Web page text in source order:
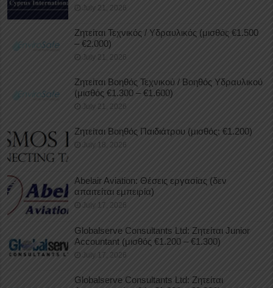
July 21, 2026
Ζητείται Τεχνικός / Υδραυλικός (μισθός €1.500
– €2.000)
July 21, 2026
Ζητείται Βοηθός Τεχνικού / Βοηθός Υδραυλικού
(μισθός €1.300 – €1.600)
July 21, 2026
Ζητείται Βοηθός Παιδιάτρου (μισθός: €1.200)
July 18, 2026
Abelair Aviation: Θέσεις εργασίας (δεν
απαιτείται εμπειρία)
July 17, 2026
Globalserve Consultants Ltd: Ζητείται Junior
Accountant (μισθός €1.200 – €1.300)
July 17, 2026
Globalserve Consultants Ltd: Ζητείται